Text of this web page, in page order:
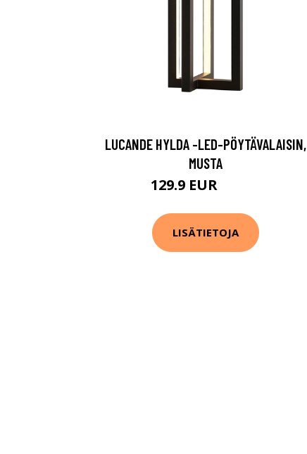
LUCANDE HYLDA -LED-PÖYTÄVALAISIN,
MUSTA
129.9 EUR
LISÄTIETOJA